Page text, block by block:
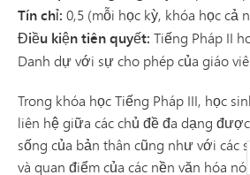
Tín chỉ: 0,5 (mỗi học kỳ, khóa học cả
Điều kiện tiên quyết: Tiếng Pháp II
Danh dự với sự cho phép của giáo
Trong khóa học Tiếng Pháp III, học
liên hệ giữa các chủ đề đa dạng
sống của bản thân cũng như với các
và quan điểm của các nền văn hóa